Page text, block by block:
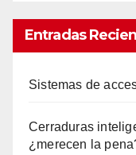
Entradas
Sistemas de
Cerraduras
¿merecen la